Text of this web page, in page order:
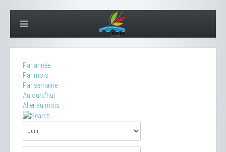
Par année
Par mois
Par semaine
Aujourd'hui
Aller au mois